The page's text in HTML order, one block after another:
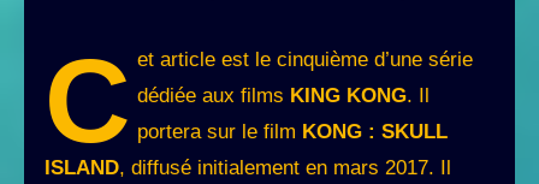
C et article est le cinquième d’une série
dédiée aux films KING KONG. Il
portera sur le film KONG : SKULL
ISLAND, diffusé initialement en mars 2017. Il